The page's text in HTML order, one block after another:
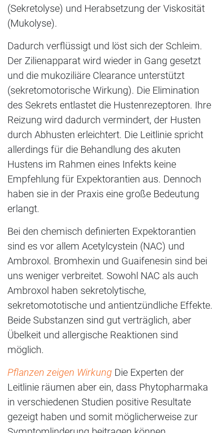
(Sekretolyse) und Herabsetzung der Viskosität
(Mukolyse).
Dadurch verflüssigt und löst sich der Schleim.
Der Zilienapparat wird wieder in Gang gesetzt
und die mukoziliäre Clearance unterstützt
(sekretomotorische Wirkung). Die Elimination
des Sekrets entlastet die Hustenrezeptoren. Ihre
Reizung wird dadurch vermindert, der Husten
durch Abhusten erleichtert. Die Leitlinie spricht
allerdings für die Behandlung des akuten
Hustens im Rahmen eines Infekts keine
Empfehlung für Expektorantien aus. Dennoch
haben sie in der Praxis eine große Bedeutung
erlangt.
Bei den chemisch definierten Expektorantien
sind es vor allem Acetylcystein (NAC) und
Ambroxol. Bromhexin und Guaifenesin sind bei
uns weniger verbreitet. Sowohl NAC als auch
Ambroxol haben sekretolytische,
sekretomototische und antientzündliche Effekte.
Beide Substanzen sind gut verträglich, aber
Übelkeit und allergische Reaktionen sind
möglich.
Pflanzen zeigen Wirkung Die Experten der
Leitlinie räumen aber ein, dass Phytopharmaka
in verschiedenen Studien positive Resultate
gezeigt haben und somit möglicherweise zur